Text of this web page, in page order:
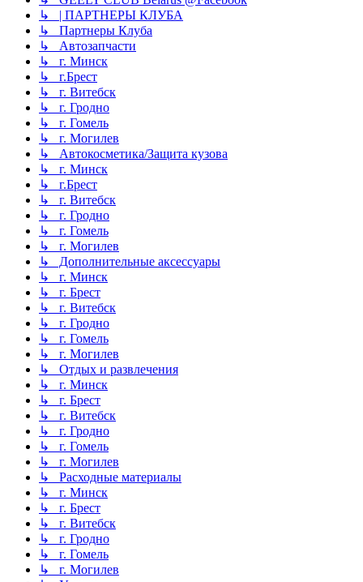
↳ | ПАРТНЕРЫ КЛУБА
↳ Партнеры Клуба
↳ Автозапчасти
↳ г. Минск
↳ г.Брест
↳ г. Витебск
↳ г. Гродно
↳ г. Гомель
↳ г. Могилев
↳ Автокосметика/Защита кузова
↳ г. Минск
↳ г.Брест
↳ г. Витебск
↳ г. Гродно
↳ г. Гомель
↳ г. Могилев
↳ Дополнительные аксессуары
↳ г. Минск
↳ г. Брест
↳ г. Витебск
↳ г. Гродно
↳ г. Гомель
↳ г. Могилев
↳ Отдых и развлечения
↳ г. Минск
↳ г. Брест
↳ г. Витебск
↳ г. Гродно
↳ г. Гомель
↳ г. Могилев
↳ Расходные материалы
↳ г. Минск
↳ г. Брест
↳ г. Витебск
↳ г. Гродно
↳ г. Гомель
↳ г. Могилев